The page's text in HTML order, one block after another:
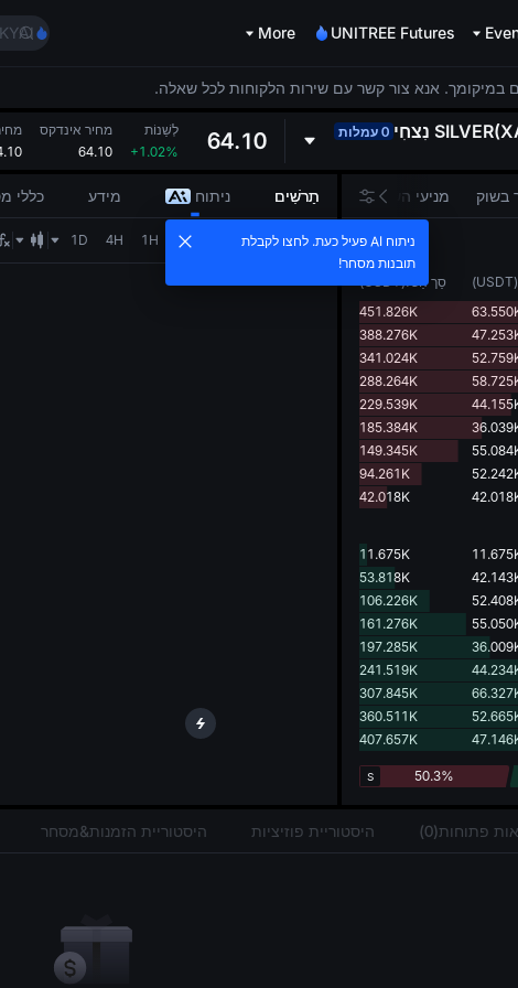
UNITREE Futures
More
10
10
במיקומך. אנא צור קשר עם שירות הלקוחות לכל שאלה.
נִצחִי 0 עמלות
64.10
לְשַׁנוֹת
+1.02%
מחיר אינדקס
64.10
פתוחות(0) היסטוריית פוזיציות היסטוריית הזמנות&מסחר
תַרשִׁים ניתוח מידע כללי
1s
1M
15M
1H
4H
1D
בשוק מניעי השוק
0.01
(
USDT
) סַך הַכֹּל(
USDT
)
451.826K
388.276K
341.024K
288.264K
229.539K
185.384K
149.345K
94.261K
42.018K
11.675K
53.818K
106.226K
161.276K
197.285K
241.519K
307.845K
360.511K
407.657K
50.3%
S
ניתוח AI פעיל כעת. לחצו לקבלת
תובנות מסחר!